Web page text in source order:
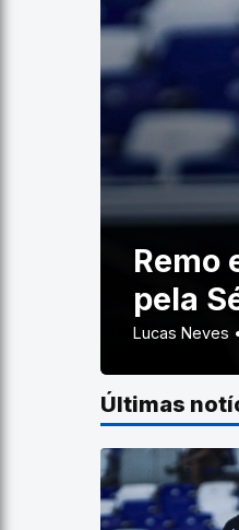
Remo
pela
Lucas Neves
Últimas